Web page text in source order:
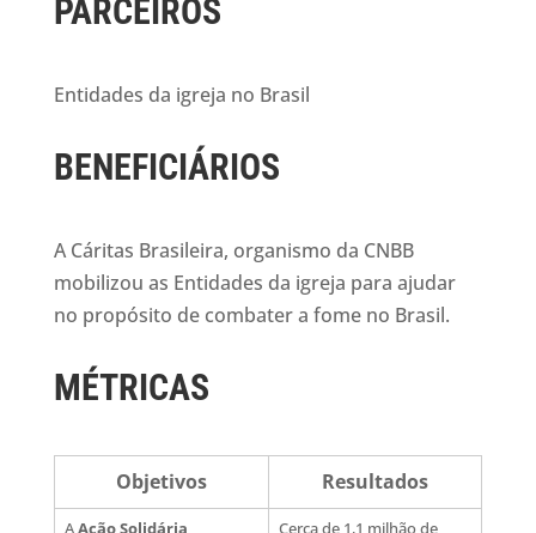
PARCEIROS
Entidades da igreja no Brasil
BENEFICIÁRIOS
A Cáritas Brasileira, organismo da CNBB
mobilizou as Entidades da igreja para ajudar
no propósito de combater a fome no Brasil.
MÉTRICAS
Objetivos Resultados
AAção Solidária
Cerca de 1,1 milhão de